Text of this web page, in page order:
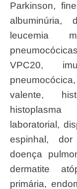
Parkinson,
albuminúria,
leucemia
VPC20,
valente,
laboratorial,
espinhal,
doença
dermatite
primária,